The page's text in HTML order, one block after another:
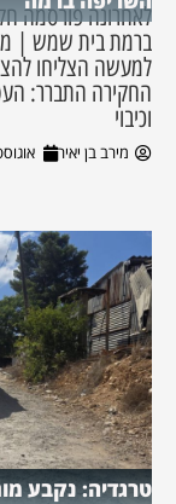
לאחרונה פורסמה
ברמת בית שמש |
למעשה הצליחו
החקירה התברר:
וכיבוי
מירב בן יאיר אוגוסט 4,
טרגדיה: נקבע